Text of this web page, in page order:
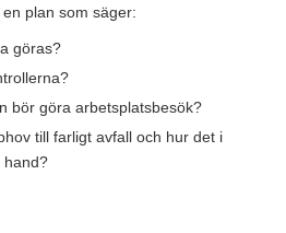
plan som säger:
göras?
bör göra arbetsplatsbesök?
till farligt avfall och hur det i
hand?